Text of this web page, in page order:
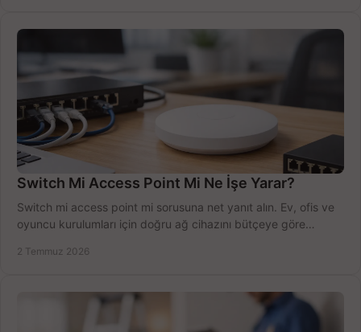
Switch Mi Access Point Mi Ne İşe Yarar?
Switch mi access point mi sorusuna net yanıt alın. Ev, ofis ve
oyuncu kurulumları için doğru ağ cihazını bütçeye göre
2 Temmuz 2026